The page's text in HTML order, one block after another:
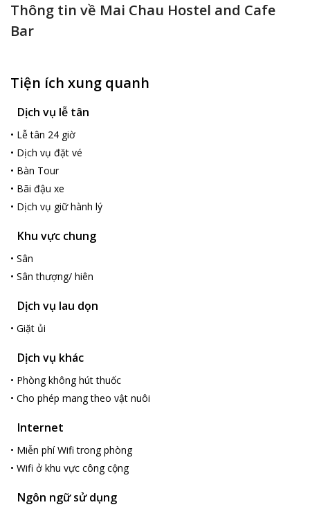
Thông tin về Mai Chau Hostel and Cafe
Bar
Tiện ích xung quanh
Dịch vụ lễ tân
• Lễ tân 24 giờ
• Dịch vụ đặt vé
• Bàn Tour
• Bãi đậu xe
• Dịch vụ giữ hành lý
Khu vực chung
• Sân
• Sân thượng/ hiên
Dịch vụ lau dọn
• Giặt ủi
Dịch vụ khác
• Phòng không hút thuốc
• Cho phép mang theo vật nuôi
Internet
• Miễn phí Wifi trong phòng
• Wifi ở khu vực công cộng
Ngôn ngữ sử dụng